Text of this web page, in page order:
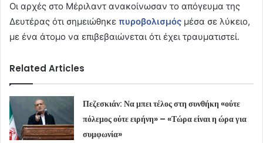
Οι αρχές στο Μέριλαντ ανακοίνωσαν το απόγευμα της
Δευτέρας ότι σημειώθηκε πυροβολισμός μέσα σε λύκειο,
με ένα άτομο να επιβεβαιώνεται ότι έχει τραυματιστεί.
Related Articles
Πεζεσκιάν: Να μπει τέλος στη συνθήκη «ούτε
πόλεμος ούτε ειρήνη» – «Τώρα είναι η ώρα για
συμφωνία»